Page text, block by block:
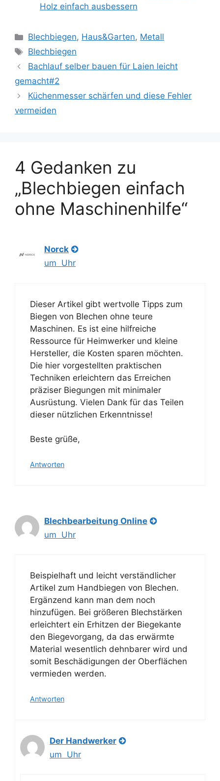
Holz einfach ausbessern
Kategorien
Blechbiegen, Haus&Garten, Metall
Schlagwörter
Blechbiegen
Bachlauf selber bauen für Laien leicht
gemacht#2
Küchenmesser schärfen und diese Fehler
vermeiden
4 Gedanken zu
„Blechbiegen einfach
ohne Maschinenhilfe“
Norck
um Uhr
Dieser Artikel gibt wertvolle Tipps zum
Biegen von Blechen ohne teure
Maschinen. Es ist eine hilfreiche
Ressource für Heimwerker und kleine
Hersteller, die Kosten sparen möchten.
Die hier vorgestellten praktischen
Techniken erleichtern das Erreichen
präziser Biegungen mit minimaler
Ausrüstung. Vielen Dank für das Teilen
dieser nützlichen Erkenntnisse!
Beste grüße,
Antworten
Blechbearbeitung Online
um Uhr
Beispielhaft und leicht verständlicher
Artikel zum Handbiegen von Blechen.
Ergänzend kann man dem noch
hinzufügen. Bei größeren Blechstärken
erleichtert ein Erhitzen der Biegekante
den Biegevorgang, da das erwärmte
Material wesentlich dehnbarer wird und
somit Beschädigungen der Oberflächen
vermieden werden.
Antworten
Der Handwerker
um Uhr